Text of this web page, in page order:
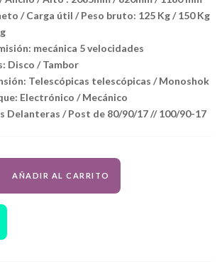
/ Carga útil / Peso bruto: 125 Kg / 150 Kg
mecánica 5 velocidades
Disco / Tambor
Telescópicas telescópicas / Monoshok
Electrónico / Mecánico
Delanteras / Post de 80/90/17 // 100/90-17
AÑADIR AL CARRITO